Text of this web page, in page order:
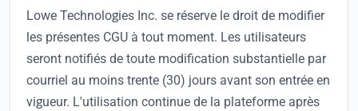
Lowe Technologies Inc. se réserve le droit de modifier
les présentes CGU à tout moment. Les utilisateurs
seront notifiés de toute modification substantielle par
courriel au moins trente (30) jours avant son entrée en
vigueur. L'utilisation continue de la plateforme après